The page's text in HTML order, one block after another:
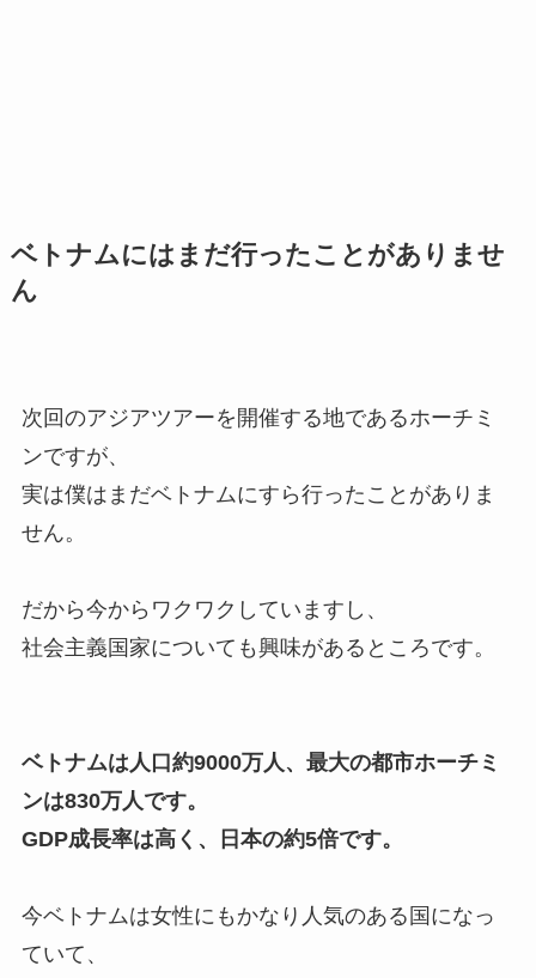
ベトナムにはまだ行ったことがありませ
ん
次回のアジアツアーを開催する地であるホーチミ
ンですが、
実は僕はまだベトナムにすら行ったことがありま
せん。
だから今からワクワクしていますし、
社会主義国家についても興味があるところです。
ベトナムは人口約9000万人、最大の都市ホーチミ
ンは830万人です。
GDP成長率は高く、日本の約5倍です。
今ベトナムは女性にもかなり人気のある国になっ
ていて、